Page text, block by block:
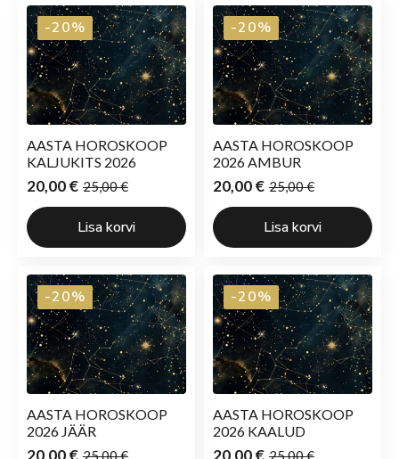
-20%
AASTA HOROSKOOP
KALJUKITS 2026
25,00€
Algne
hind
oli:
25,00 €.
20,00€
Current
price
is:
20,00 €.
Lisa korvi
-20%
AASTA HOROSKOOP
2026 AMBUR
25,00€
Algne
hind
oli:
25,00 €.
20,00€
Current
price
is:
20,00 €.
Lisa korvi
-20%
AASTA HOROSKOOP
2026 JÄÄR
25,00€
-20%
AASTA HOROSKOOP
2026 KAALUD
25,00€